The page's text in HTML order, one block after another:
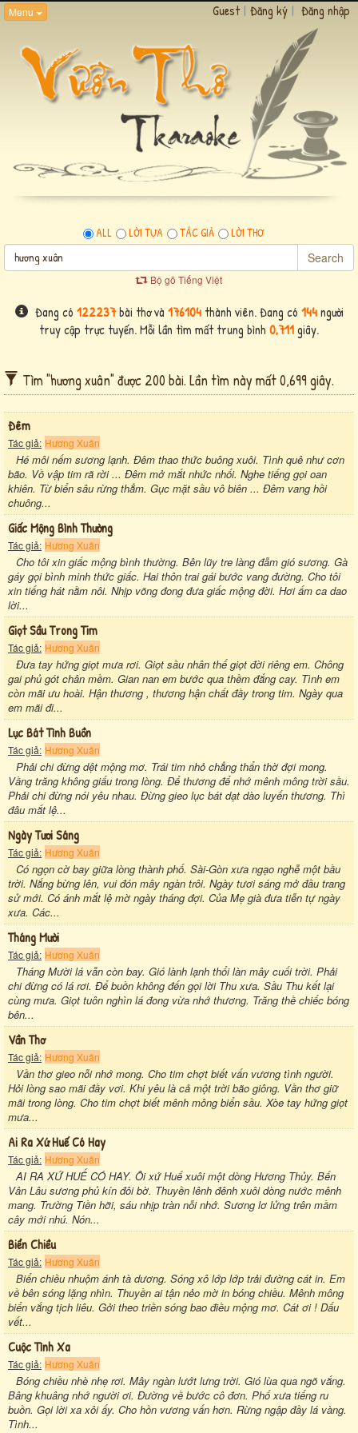
Menu Guest | Đăng ký | Đăng nhập
ALL LỜI TỰA TÁC GIẢ LỜI THƠ
Search
Bộ gõ Tiếng Việt
Đang có 122237bài thơ và 176104thành viên. Đang có 144người
truy cập trực tuyến. Mỗi lần tìm mất trung bình 0,711giây.
Tìm "hương xuân" được 200 bài. Lần tìm này mất 0,699 giây.
Đêm
Tác giả: Hương Xuân
Hé môi nếm sương lạnh. Đêm thao thức buông xuôi. Tình quê như cơn
bão. Vồ vập tim rã rời ... Đêm mở mắt nhức nhối. Nghe tiếng gọi oan
khiên. Từ biển sâu rừng thẳm. Gục mặt sầu vô biên ... Đêm vang hồi
chuông...
Giấc Mộng Bình Thường
Tác giả: Hương Xuân
Cho tôi xin giấc mộng bình thường. Bên lũy tre làng đẫm gió sương. Gà
gáy gọi bình minh thức giấc. Hai thôn trai gái bước vang đường. Cho tôi
xin tiếng hát nằm nôi. Nhịp võng đong đưa giấc mộng đời. Hơi ấm ca dao
lời...
Giọt Sầu Trong Tim
Tác giả: Hương Xuân
Đưa tay hứng giọt mưa rơi. Giọt sầu nhân thế giọt đời riêng em. Chông
gai phủ gót chân mềm. Gian nan em bước qua thềm đắng cay. Tình em
còn mãi ưu hoài. Hận thương , thương hận chất đầy trong tim. Ngày qua
em mãi đi...
Lục Bát Tình Buồn
Tác giả: Hương Xuân
Phải chi đừng dệt mộng mơ. Trái tim nhỏ chẳng thẩn thờ đợi mong.
Vầng trăng không giấu trong lòng. Để thương để nhớ mênh mông trời sầu.
Phải chi đừng nói yêu nhau. Đừng gieo lục bát dạt dào luyến thương. Thì
đâu mắt lệ...
Ngày Tươi Sáng
Tác giả: Hương Xuân
Có ngọn cờ bay giữa lòng thành phố. Sài-Gòn xưa ngạo nghễ một bầu
trời. Nắng bừng lên, vui đón mây ngàn trôi. Ngày tươi sáng mở đầu trang
sử mới. Có ánh mắt lệ mờ ngày tháng đợi. Của Mẹ già đưa tiễn tự ngày
xưa. Các...
Tháng Mười
Tác giả: Hương Xuân
Tháng Mười lá vẫn còn bay. Gió lành lạnh thổi làn mây cuối trời. Phải
chi đừng có lá rơi. Để buồn không đến gọi lời Thu xưa. Sầu Thu kết lại
cùng mưa. Giọt tuôn nghìn lá đong vừa nhớ thương. Trăng thề chiếc bóng
bên...
Vần Thơ
Tác giả: Hương Xuân
Vần thơ gieo nỗi nhớ mong. Cho tim chợt biết vấn vương tình người.
Hỏi lòng sao mãi đầy vơi. Khi yêu là cả một trời bão giông. Vần thơ giữ
mãi trong lòng. Cho tim chợt biết mênh mông biển sầu. Xòe tay hứng giọt
mưa...
Ai Ra Xứ Huế Có Hay
Tác giả: Hương Xuân
AI RA XỨ HUẾ CÓ HAY. Ôi xứ Huế xuôi một dòng Hương Thủy. Bến
Vân Lâu sương phủ kín đôi bờ. Thuyền lênh đênh xuôi dòng nước mênh
mang. Trường Tiền hỡi, sáu nhịp tràn nỗi nhớ. Sương lơ lửng trên mầm
cây mới nhú. Nón...
Biển Chiều
Tác giả: Hương Xuân
Biển chiều nhuộm ánh tà dương. Sóng xô lớp lớp trải đường cát in. Em
về bên sóng lặng nhìn. Thuyền ai tận nẻo mờ in bóng chiều. Mênh mông
biển vắng tịch liêu. Gởi theo triền sóng bao điều mộng mơ. Cát ơi ! Dấu
vết...
Cuộc Tình Xa
Tác giả: Hương Xuân
Bóng chiều nhè nhẹ rơi. Mây ngàn lướt lưng trời. Gió lùa qua ngõ vắng.
Bâng khuâng nhớ người ơi. Đường về bước cô đơn. Phố xưa tiếng ru
buồn. Gọi lời xa xôi ấy. Cho hồn vương vấn hơn. Rừng ngập đầy lá vàng.
Tình...